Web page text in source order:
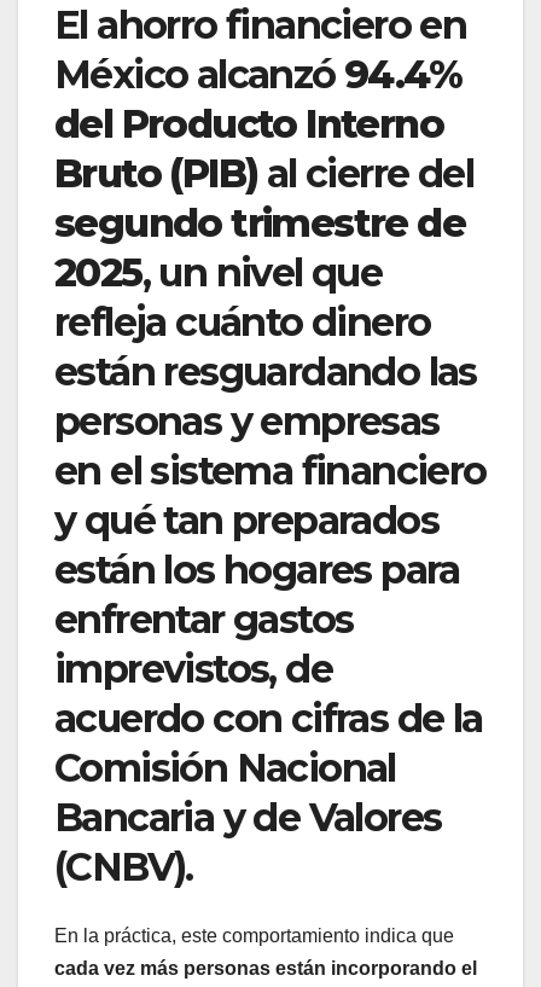
El ahorro financiero en
México alcanzó 94.4%
del Producto Interno
Bruto (PIB)al cierre del
segundo trimestre de
2025, un nivel que
refleja cuánto dinero
están resguardando las
personas y empresas
en el sistema financiero
y qué tan preparados
están los hogares para
enfrentar gastos
imprevistos, de
acuerdo con cifras de la
Comisión Nacional
Bancaria y de Valores
(CNBV).
En la práctica, este comportamiento indica que
cada vez más personas están incorporando el